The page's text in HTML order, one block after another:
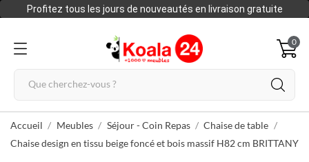
Profitez tous les jours de nouveautés en livraison gratuite
0
Accueil Meubles Séjour - Coin Repas
Chaise de table
Chaise design en tissu beige foncé et bois massif H82 cm BRITTANY